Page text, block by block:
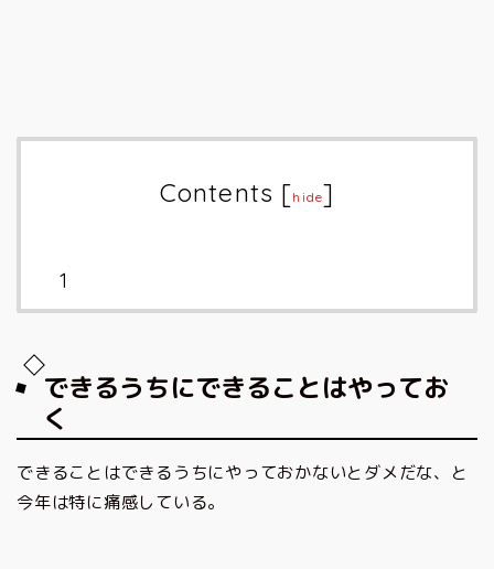
Contents [hide]
できるうちにできることはやってお
く
できることはできるうちにやっておかないとダメだな、と
今年は特に痛感している。